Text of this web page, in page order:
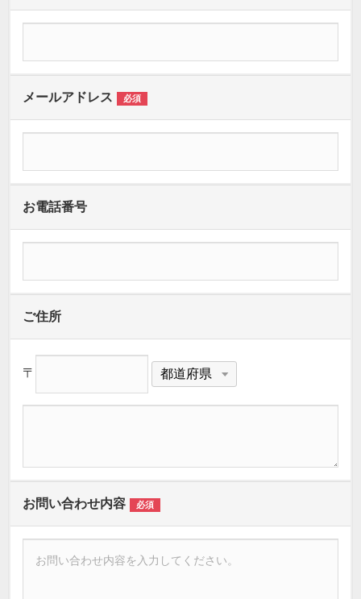
メールアドレス 必須
お電話番号
ご住所
〒
お問い合わせ内容 必須